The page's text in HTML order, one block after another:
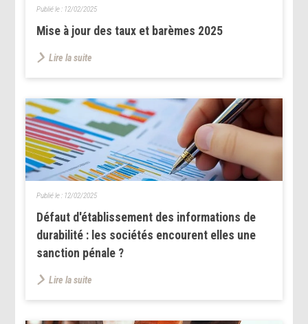
Mise à jour des taux et barèmes 2025
Publié le : 12/02/2025
Lire la suite
Défaut d'établissement des informations de
durabilité : les sociétés encourent elles une
sanction pénale ?
Publié le : 12/02/2025
Lire la suite